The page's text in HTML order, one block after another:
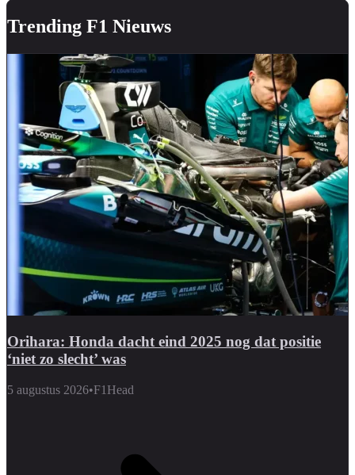
Trending F1 Nieuws
Orihara: Honda dacht eind 2025 nog dat positie
‘niet zo slecht’ was
5 augustus 2026•F1Head